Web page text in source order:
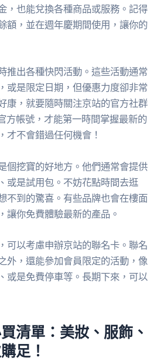
，也能兌換各種商品或服務。記得
額，並在週年慶期間使用，讓你的
推出各種快閃活動。這些活動通常
或是限定日期，但優惠力度卻非常
康，就要隨時關注京站的官方社群
方帳號，才能第一時間掌握最新的
才不會錯過任何機會！
個挖寶的好地方。他們通常會提供
或是試用包。不妨花點時間去逛
不到的驚喜。有些品牌也會在樓面
讓你免費體驗最新的產品。
可以考慮申辦京站的聯名卡。聯名
外，還能參加會員限定的活動，像
或是免費停車等。長期下來，可以
清單：美妝、服飾、
足！